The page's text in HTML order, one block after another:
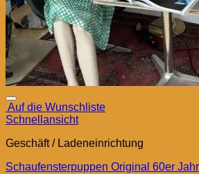
Auf die Wunschliste
Schnellansicht
Geschäft / Ladeneinrichtung
Schaufensterpuppen Original 60er